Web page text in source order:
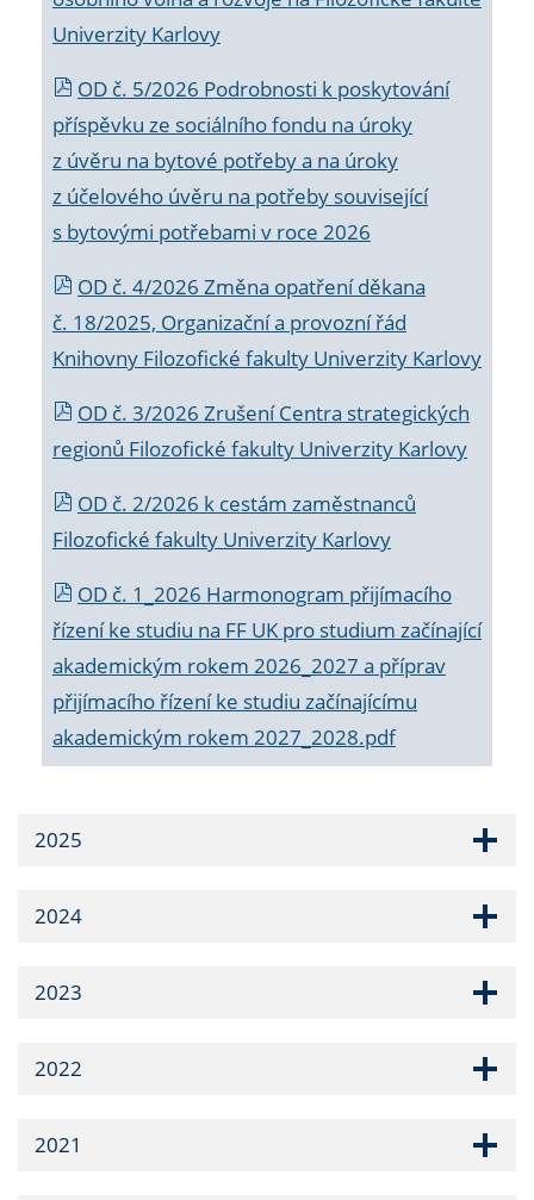
Univerzity Karlovy
OD č. 5/2026 Podrobnosti k poskytování
příspěvku ze sociálního fondu na úroky
z úvěru na bytové potřeby a na úroky
z účelového úvěru na potřeby související
s bytovými potřebami v roce 2026
OD č. 4/2026 Změna opatření děkana
č. 18/2025, Organizační a provozní řád
Knihovny Filozofické fakulty Univerzity Karlovy
OD č. 3/2026 Zrušení Centra strategických
regionů Filozofické fakulty Univerzity Karlovy
OD č. 2/2026 k cestám zaměstnanců
Filozofické fakulty Univerzity Karlovy
OD č. 1_2026 Harmonogram přijímacího
řízení ke studiu na FF UK pro studium začínající
akademickým rokem 2026_2027 a příprav
přijímacího řízení ke studiu začínajícímu
akademickým rokem 2027_2028.pdf
2025
2024
2023
2022
2021